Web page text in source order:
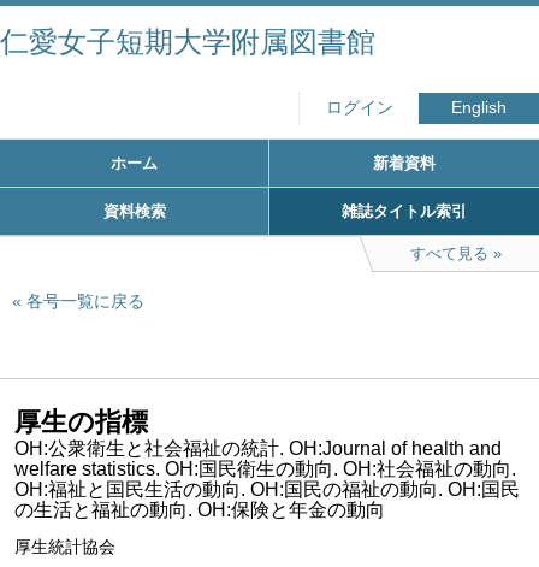
仁愛女子短期大学附属図書館
ログイン English
ホーム 新着資料
資料検索 雑誌タイトル索引
すべて見る
各号一覧に戻る
厚生の指標
OH:公衆衛生と社会福祉の統計. OH:Journal of health and
welfare statistics. OH:国民衛生の動向. OH:社会福祉の動向.
OH:福祉と国民生活の動向. OH:国民の福祉の動向. OH:国民
の生活と福祉の動向. OH:保険と年金の動向
厚生統計協会